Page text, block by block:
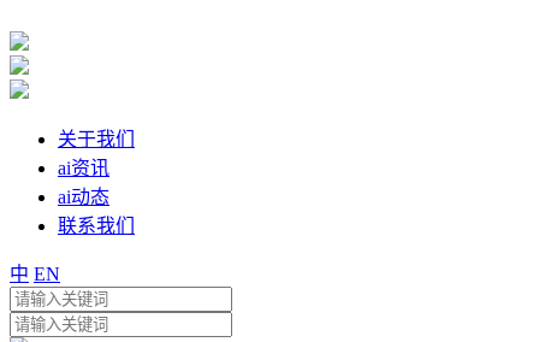
关于我们
ai资讯
ai动态
联系我们
中 EN